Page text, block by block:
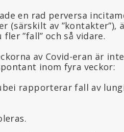
en rad perversa
av ”kontakter”),
”fall” och så vidare.
av Covid-eran är
inom fyra veckor:
rapporterar fall av